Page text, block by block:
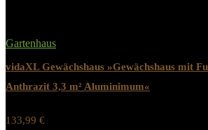
Gartenhaus
vidaXL Gewächshaus »Gewächshaus mit
Anthrazit 3,3 m² Aluminimum«
133,99 €